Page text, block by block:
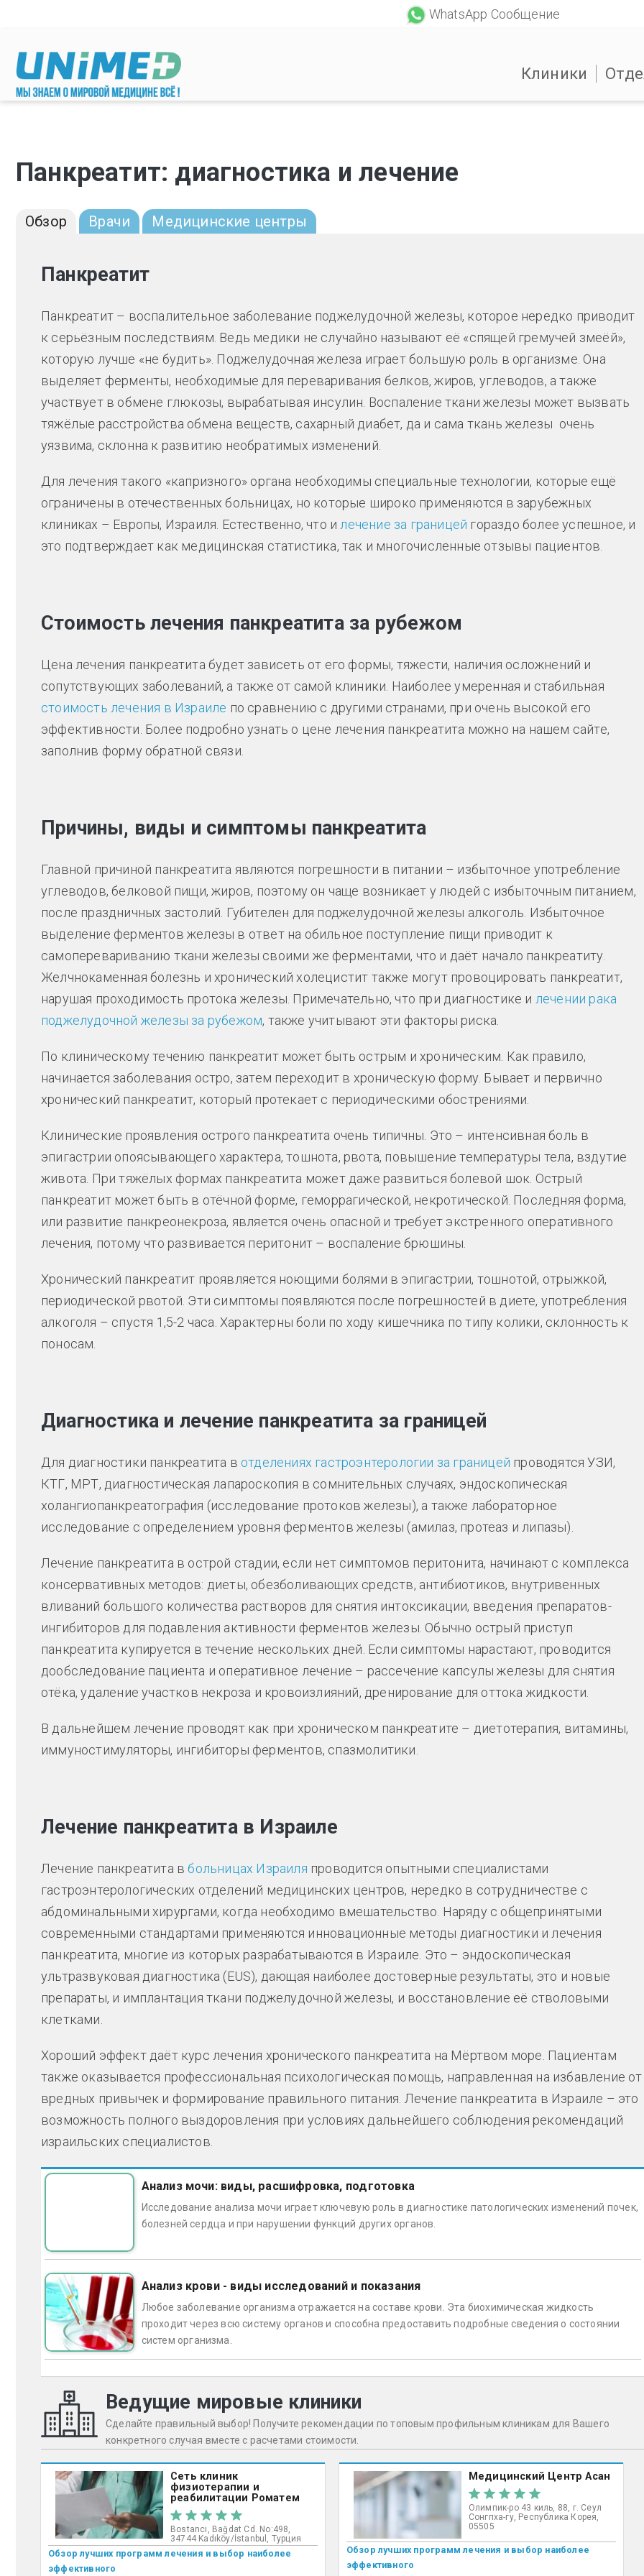
WhatsApp Сообщение
Клиники
Панкреатит: диагностика и лечение
Обзор Врачи Медицинские центры
Панкреатит
Панкреатит – воспалительное заболевание поджелудочной железы, которое нередко приводит
к серьёзным последствиям. Ведь медики не случайно называют её «спящей гремучей змеёй»,
которую лучше «не будить». Поджелудочная железа играет большую роль в организме. Она
выделяет ферменты, необходимые для переваривания белков, жиров, углеводов, а также
участвует в обмене глюкозы, вырабатывая инсулин. Воспаление ткани железы может вызвать
тяжёлые расстройства обмена веществ, сахарный диабет, да и сама ткань железы очень
уязвима, склонна к развитию необратимых изменений.
Для лечения такого «капризного» органа необходимы специальные технологии, которые ещё
ограничены в отечественных больницах, но которые широко применяются в зарубежных
клиниках – Европы, Израиля. Естественно, что илечение за границей гораздо более успешное, и
это подтверждает как медицинская статистика, так и многочисленные отзывы пациентов.
Стоимость лечения панкреатита за рубежом
Цена лечения панкреатита будет зависеть от его формы, тяжести, наличия осложнений и
сопутствующих заболеваний, а также от самой клиники. Наиболее умеренная и стабильная
стоимость лечения в Израиле по сравнению с другими странами, при очень высокой его
эффективности. Более подробно узнать о цене лечения панкреатита можно на нашем сайте,
заполнив форму обратной связи.
Причины, виды и симптомы панкреатита
Главной причиной панкреатита являются погрешности в питании – избыточное употребление
углеводов, белковой пищи, жиров, поэтому он чаще возникает у людей с избыточным питанием,
после праздничных застолий. Губителен для поджелудочной железы алкоголь. Избыточное
выделение ферментов железы в ответ на обильное поступление пищи приводит к
самоперевариванию ткани железы своими же ферментами, что и даёт начало панкреатиту.
Желчнокаменная болезнь и хронический холецистит также могут провоцировать панкреатит,
нарушая проходимость протока железы. Примечательно, что при диагностике и лечении рака
поджелудочной железы за рубежом, также учитывают эти факторы риска.
По клиническому течению панкреатит может быть острым и хроническим. Как правило,
начинается заболевания остро, затем переходит в хроническую форму. Бывает и первично
хронический панкреатит, который протекает с периодическими обострениями.
Клинические проявления острого панкреатита очень типичны. Это – интенсивная боль в
эпигастрии опоясывающего характера, тошнота, рвота, повышение температуры тела, вздутие
живота. При тяжёлых формах панкреатита может даже развиться болевой шок. Острый
панкреатит может быть в отёчной форме, геморрагической, некротической. Последняя форма,
или развитие панкреонекроза, является очень опасной и требует экстренного оперативного
лечения, потому что развивается перитонит – воспаление брюшины.
Хронический панкреатит проявляется ноющими болями в эпигастрии, тошнотой, отрыжкой,
периодической рвотой. Эти симптомы появляются после погрешностей в диете, употребления
алкоголя – спустя 1,5-2 часа. Характерны боли по ходу кишечника по типу колики, склонность к
поносам.
Диагностика и лечение панкреатита за границей
Для диагностики панкреатита в отделениях гастроэнтерологии за границей проводятся УЗИ,
КТГ, МРТ, диагностическая лапароскопия в сомнительных случаях, эндоскопическая
холангиопанкреатография (исследование протоков железы), а также лабораторное
исследование с определением уровня ферментов железы (амилаз, протеаз и липазы).
Лечение панкреатита в острой стадии, если нет симптомов перитонита, начинают с комплекса
консервативных методов: диеты, обезболивающих средств, антибиотиков, внутривенных
вливаний большого количества растворов для снятия интоксикации, введения препаратов-
ингибиторов для подавления активности ферментов железы. Обычно острый приступ
панкреатита купируется в течение нескольких дней. Если симптомы нарастают, проводится
дообследование пациента и оперативное лечение – рассечение капсулы железы для снятия
отёка, удаление участков некроза и кровоизлияний, дренирование для оттока жидкости.
В дальнейшем лечение проводят как при хроническом панкреатите – диетотерапия, витамины,
иммуностимуляторы, ингибиторы ферментов, спазмолитики.
Лечение панкреатита в Израиле
Лечение панкреатита вбольницах Израиля проводится опытными специалистами
гастроэнтерологических отделений медицинских центров, нередко в сотрудничестве с
абдоминальными хирургами, когда необходимо вмешательство. Наряду с общепринятыми
современными стандартами применяются инновационные методы диагностики и лечения
панкреатита, многие из которых разрабатываются в Израиле. Это – эндоскопическая
ультразвуковая диагностика (EUS), дающая наиболее достоверные результаты, это и новые
препараты, и имплантация ткани поджелудочной железы, и восстановление её стволовыми
клетками.
Хороший эффект даёт курс лечения хронического панкреатита на Мёртвом море. Пациентам
также оказывается профессиональная психологическая помощь, направленная на избавление от
вредных привычек и формирование правильного питания. Лечение панкреатита в Израиле – это
возможность полного выздоровления при условиях дальнейшего соблюдения рекомендаций
израильских специалистов.
Анализ мочи: виды, расшифровка, подготовка
Исследование анализа мочи играет ключевую роль в диагностике патологических изменений почек,
болезней сердца и при нарушении функций других органов.
Анализ крови - виды исследований и показания
Любое заболевание организма отражается на составе крови. Эта биохимическая жидкость
проходит через всю систему органов и способна предоставить подробные сведения о состоянии
систем организма.
Ведущие мировые клиники
Сделайте правильный выбор! Получите рекомендации по топовым профильным клиникам для Вашего
конкретного случая вместе с расчетами стоимости.
Сеть клиник
физиотерапии и
реабилитации Роматем
Bostancı, Bağdat Cd. No:498,
34744 Kadıköy/İstanbul, Турция
Обзор лучших программ лечения и выбор наиболее
эффективного
Медицинский Центр Асан
Олимпик-ро 43 киль, 88, г. Сеул
Сонгпха-гу, Республика Корея,
05505
Обзор лучших программ лечения и выбор наиболее
эффективного